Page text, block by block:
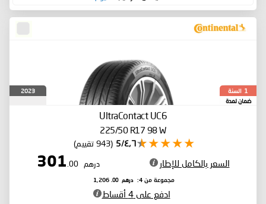
1 السنة
ضمان لمدة
2023
UltraContact UC6
225/50 R17 98 W
٤٫٦/5 (943 تقييم)
السعر بالكامل للإطار درهم 301
.00
مجموعة من 4: درهم 1,206
.00
ادفع على 4 أقساط